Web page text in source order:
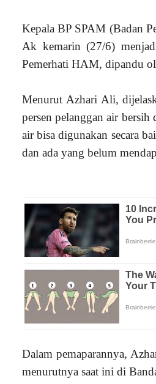
Kepala BP SPAM (Badan
Ak kemarin (27/6)
Pemerhati HAM, dipandu
Menurut Azhari Ali,
persen pelanggan air
air bisa digunakan secara
dan ada yang belum
Dalam pemaparannya,
menurutnya saat ini di